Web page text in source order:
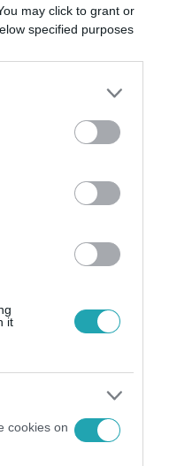
may click to grant or
specified purposes
it
cookies on